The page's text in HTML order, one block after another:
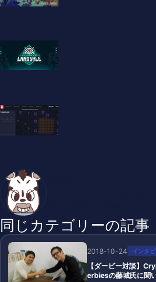
同じカテゴリーの記事
2018-10-24 インタ
【ダービー対談】
erbiesの藤城氏に聞